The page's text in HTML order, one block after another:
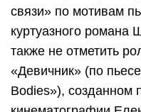
связи» по мотивам
куртуазного романа
также не отметить
«Девичник» (по
Bodies»), созданном